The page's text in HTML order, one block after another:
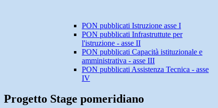
PON pubblicati Istruzione asse I
PON pubblicati Infrastruttute per
l'istruzione - asse II
PON pubblicati Capacità istituzionale e
amministrativa - asse III
PON pubblicati Assistenza Tecnica - asse
IV
Progetto Stage pomeridiano